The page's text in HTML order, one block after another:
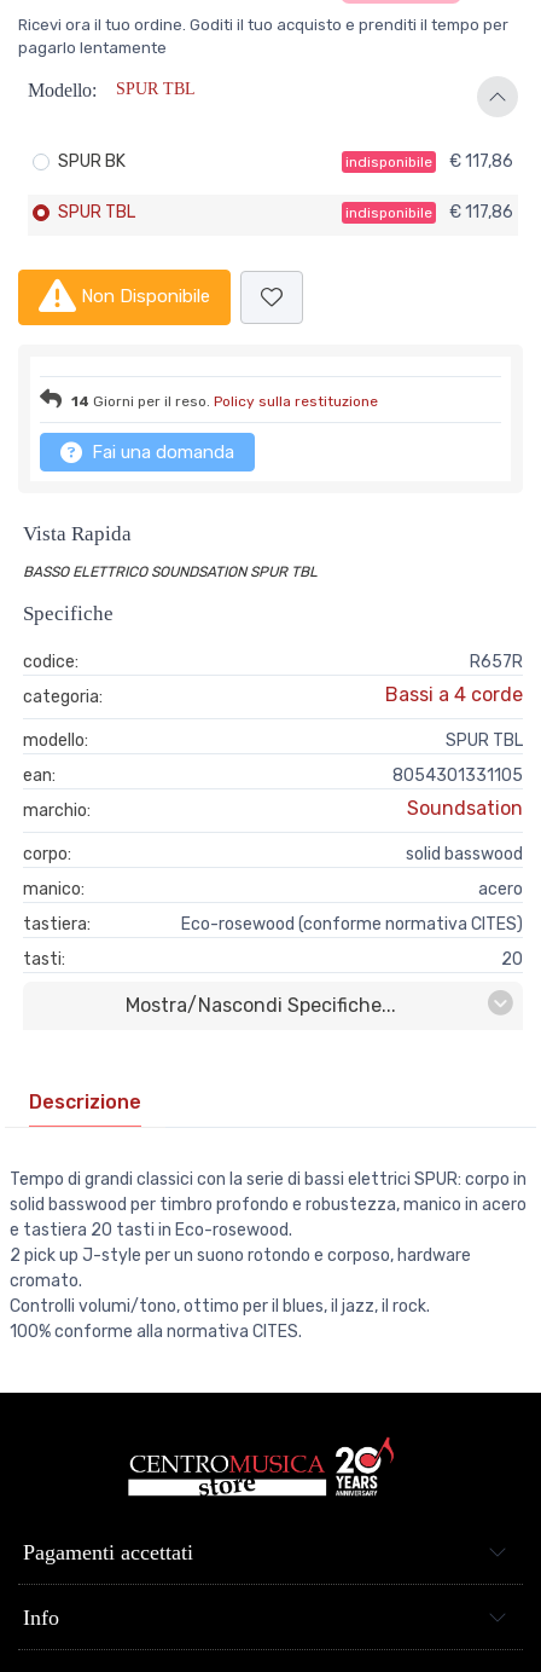
Ricevi ora il tuo ordine. Goditi il tuo acquisto e prenditi il tempo per
pagarlo lentamente
Modello: SPUR TBL
SPUR BK indisponibile € 117,86
SPUR TBL indisponibile € 117,86
Non Disponibile
14 Giorni per il reso. Policy sulla restituzione
Fai una domanda
Vista Rapida
BASSO ELETTRICO SOUNDSATION SPUR TBL
Specifiche
codice:
R657R
categoria:
Bassi a 4 corde
modello:
SPUR TBL
ean:
8054301331105
marchio:
Soundsation
corpo:
solid basswood
manico:
acero
tastiera:
Eco-rosewood (conforme normativa CITES)
tasti:
20
Mostra/nascondi Specifiche...
Descrizione
Tempo di grandi classici con la serie di bassi elettrici SPUR: corpo in
solid basswood per timbro profondo e robustezza, manico in acero
e tastiera 20 tasti in Eco-rosewood.
2 pick up J-style per un suono rotondo e corposo, hardware
cromato.
Controlli volumi/tono, ottimo per il blues, il jazz, il rock.
100% conforme alla normativa CITES.
Pagamenti accettati
Info